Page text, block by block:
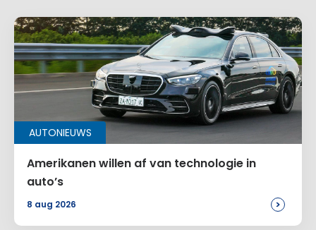
AUTONIEUWS
Amerikanen willen af van technologie in
auto’s
8 aug 2026 >